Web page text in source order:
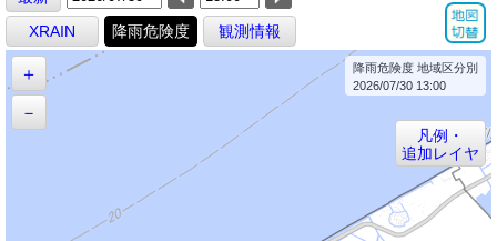
XRAIN
降雨危険度 観測情報
＋
－
降雨危険度 地域区分別
2026/07/30 13:00
凡例・
追加レイヤ